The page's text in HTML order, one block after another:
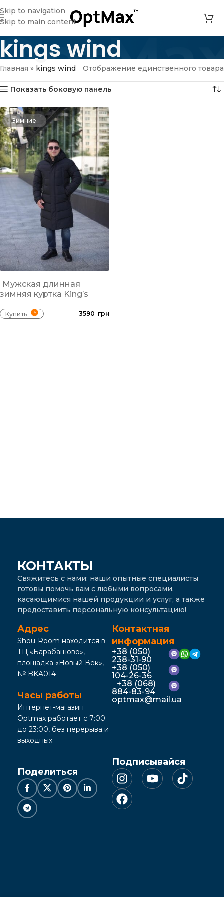
Skip to navigation
Skip to main content
kings wind
Главная » kings wind Отображение единственного товара
Показать боковую панель
Зимние
Мужская длинная
зимняя куртка King’s
Купить 3590 грн
КОНТАКТЫ
Свяжитесь с нами: наши опытные специалисты
готовы помочь вам с любыми вопросами,
касающимися нашей продукции и услуг, а также
предоставить персональную консультацию!
Адрес
Shou-Room находится в
ТЦ «Барабашово»,
площадка «Новый Век»,
№ BKA014
Часы работы
Интернет-магазин
Optmax работает с 7:00
до 23:00, без перерыва и
выходных
Контактная
информация
+38 (050)
238-31-90
+38 (050)
104-26-36
+38 (068)
884-83-94
optmax@mail.ua
Поделиться
Подписывайся